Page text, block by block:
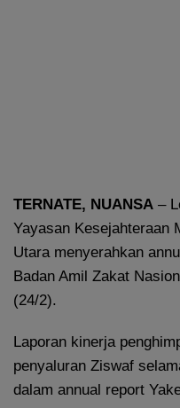
TERNATE, NUANSA –
Yayasan Kesejahteraan
Utara menyerahkan
Badan Amil Zakat
(24/2).
Laporan kinerja
penyaluran Ziswaf
dalam annual report